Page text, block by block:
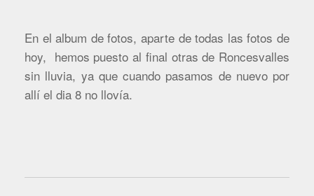
En el album de fotos, aparte de todas las fotos de
hoy, hemos puesto al final otras de Roncesvalles
sin lluvia, ya que cuando pasamos de nuevo por
allí el dia 8 no llovía.